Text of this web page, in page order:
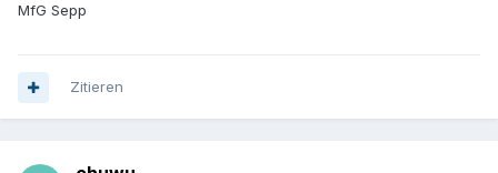
MfG Sepp
Zitieren